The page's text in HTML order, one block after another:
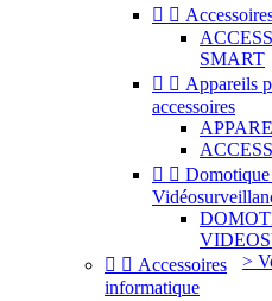
 
SMART
  Appareils
accessoires
 
>
  Accessoires
informatique